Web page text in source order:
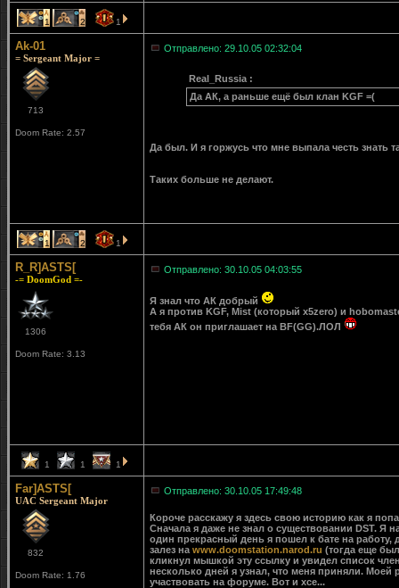
1 2 1
Ak-01
= Sergeant Major =
713
Doom Rate: 2.57
Отправлено: 29.10.05 02:32:04
Real_Russia :
Да АК, а раньше ещё был клан KGF =(
Да был. И я горжусь что мне выпала честь знать
Таких больше не делают.
1 2 1
R_R]ASTS[
-= DoomGod =-
1306
Doom Rate: 3.13
Отправлено: 30.10.05 04:03:55
Я знал что АК добрый
А я против KGF, Mist (который x5zero) и
тебя АК он приглашает на BF(GG).ЛОЛ
1 1 1
Far]ASTS[
UAC Sergeant Major
832
Doom Rate: 1.76
Отправлено: 30.10.05 17:49:48
Короче расскажу я здесь свою историю как я
Сначала я даже не знал о существовании DST. Я
один прекрасный день я пошел к бате на работу,
залез на www.doomstation.narod.ru (тогда еще
кликнул мышкой эту ссылку и увидел список
несколько дней я узнал, что меня приняли. Моей
участвовать на форуме. Вот и хсе...